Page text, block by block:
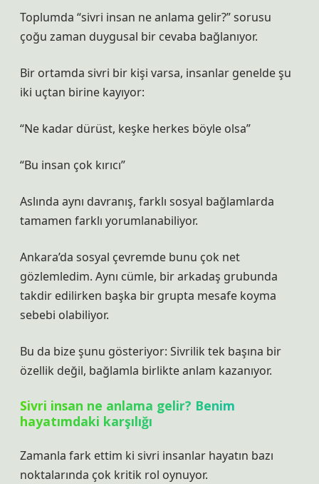
Toplumda “sivri insan ne anlama gelir?” sorusu
çoğu zaman duygusal bir cevaba bağlanıyor.
Bir ortamda sivri bir kişi varsa, insanlar genelde şu
iki uçtan birine kayıyor:
“Ne kadar dürüst, keşke herkes böyle olsa”
“Bu insan çok kırıcı”
Aslında aynı davranış, farklı sosyal bağlamlarda
tamamen farklı yorumlanabiliyor.
Ankara’da sosyal çevremde bunu çok net
gözlemledim. Aynı cümle, bir arkadaş grubunda
takdir edilirken başka bir grupta mesafe koyma
sebebi olabiliyor.
Bu da bize şunu gösteriyor: Sivrilik tek başına bir
özellik değil, bağlamla birlikte anlam kazanıyor.
Sivri insan ne anlama gelir? Benim
hayatımdaki karşılığı
Zamanla fark ettim ki sivri insanlar hayatın bazı
noktalarında çok kritik rol oynuyor.